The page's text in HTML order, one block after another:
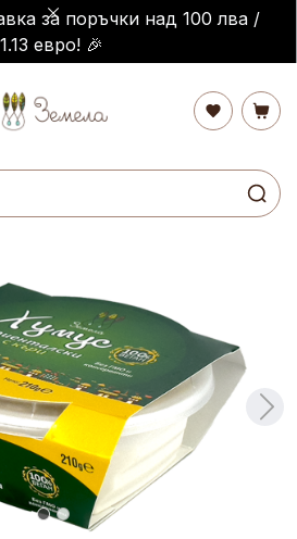
за поръчки над 100 лва /
евро! 🎉